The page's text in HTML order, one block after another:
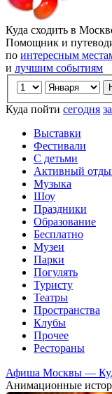
Куда сходить в
Помощник и
по интересным
и лучшим событиям
Куда пойти сегодня
Выставки
Фестивали
С детьми
Активный
Музыка
Шоу
Праздники
Образование
Бесплатно
Музеи
Парки
Погулять
Туристу
Театры
Пространства
Клубы
Прочее
Рестораны
Афиша Москвы —
Анимационные